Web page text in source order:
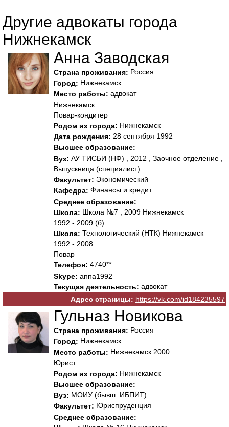
Другие адвокаты города
Нижнекамск
Анна Заводская
Страна проживания: Россия
Город: Нижнекамск
Место работы: адвокат
Нижнекамск
Повар-кондитер
Родом из города: Нижнекамск
Дата рождения: 28 сентября 1992
Высшее образование:
Вуз: АУ ТИСБИ (НФ) , 2012 , Заочное отделение ,
Выпускница (специалист)
Факультет: Экономический
Кафедра: Финансы и кредит
Среднее образование:
Школа: Школа №7 , 2009 Нижнекамск
1992 - 2009 (б)
Школа: Технологический (НТК) Нижнекамск
1992 - 2008
Повар
Телефон: 4740**
Skype: anna1992
Текущая деятельность: адвокат
Адрес страницы: https://vk.com/id184235597
Гульназ Новикова
Страна проживания: Россия
Город: Нижнекамск
Место работы: Нижнекамск 2000
Юрист
Родом из города: Нижнекамск
Высшее образование:
Вуз: МОИУ (бывш. ИБПИТ)
Факультет: Юриспруденция
Среднее образование: